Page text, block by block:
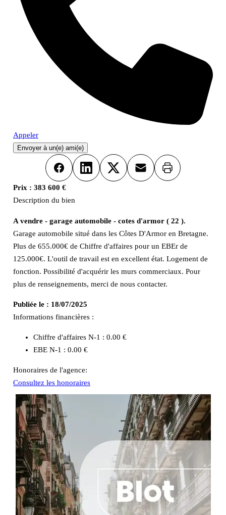
Appeler
Envoyer à un(e) ami(e)
FacebookLinkedInX Email Imprimer
Prix : 383 600 €
Description du bien
A vendre - garage automobile - cotes d'armor ( 22 ).
Garage automobile situé dans les Côtes D'Armor en Bretagne.
Plus de 655.000€ de Chiffre d'affaires pour un EBEr de
125.000€. L'outil de travail est en excellent état. Logement de
fonction. Possibilité d'acquérir les murs commerciaux. Pour
plus de renseignements, merci de nous contacter.
Publiée le : 18/07/2025
Informations financières :
Chiffre d'affaires N-1 : 0.00 €
EBE N-1 : 0.00 €
Honoraires de l'agence:
Consultez les honoraires